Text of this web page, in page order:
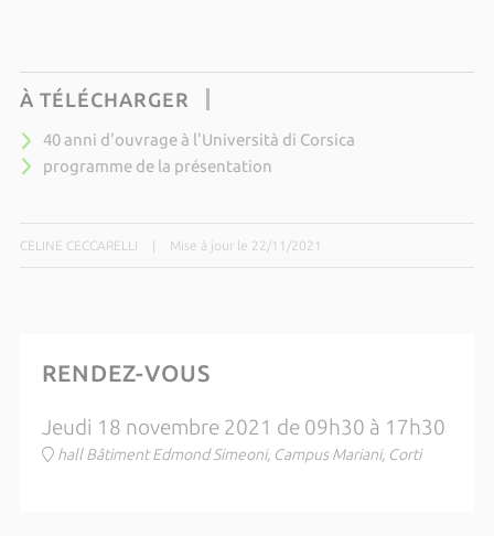
À TÉLÉCHARGER
40 anni d'ouvrage à l'Università di Corsica
programme de la présentation
CELINE CECCARELLI Mise à jour le 22/11/2021
RENDEZ-VOUS
Jeudi 18 novembre 2021 de 09h30 à 17h30
hall Bâtiment Edmond Simeoni, Campus Mariani, Corti